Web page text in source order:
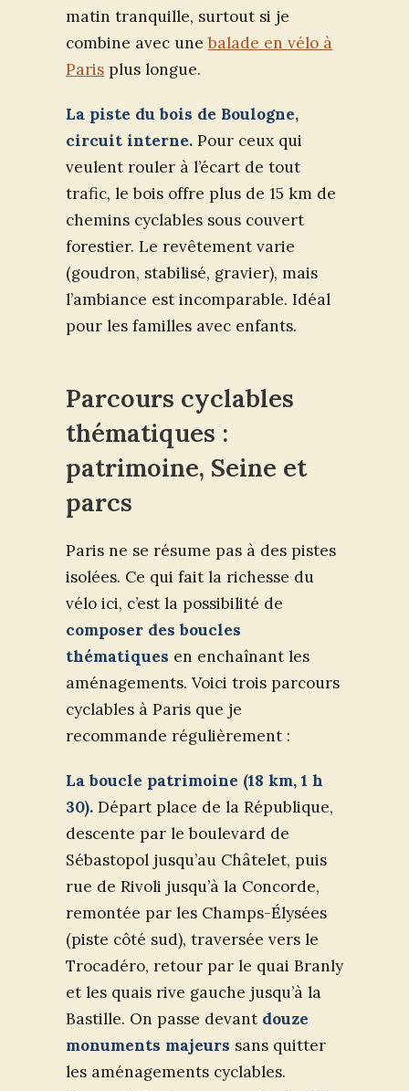
matin tranquille, surtout si je
combine avec une balade en vélo à
Paris plus longue.
La piste du bois de Boulogne,
circuit interne. Pour ceux qui
veulent rouler à l’écart de tout
trafic, le bois offre plus de 15 km de
chemins cyclables sous couvert
forestier. Le revêtement varie
(goudron, stabilisé, gravier), mais
l’ambiance est incomparable. Idéal
pour les familles avec enfants.
Parcours cyclables
thématiques :
patrimoine, Seine et
parcs
Paris ne se résume pas à des pistes
isolées. Ce qui fait la richesse du
vélo ici, c’est la possibilité de
composer des boucles
thématiques en enchaînant les
aménagements. Voici trois parcours
cyclables à Paris que je
recommande régulièrement :
La boucle patrimoine (18 km, 1 h
30). Départ place de la République,
descente par le boulevard de
Sébastopol jusqu’au Châtelet, puis
rue de Rivoli jusqu’à la Concorde,
remontée par les Champs-Élysées
(piste côté sud), traversée vers le
Trocadéro, retour par le quai Branly
et les quais rive gauche jusqu’à la
Bastille. On passe devant douze
monuments majeurs sans quitter
les aménagements cyclables.